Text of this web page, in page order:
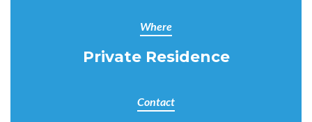
Where
Private Residence
Contact